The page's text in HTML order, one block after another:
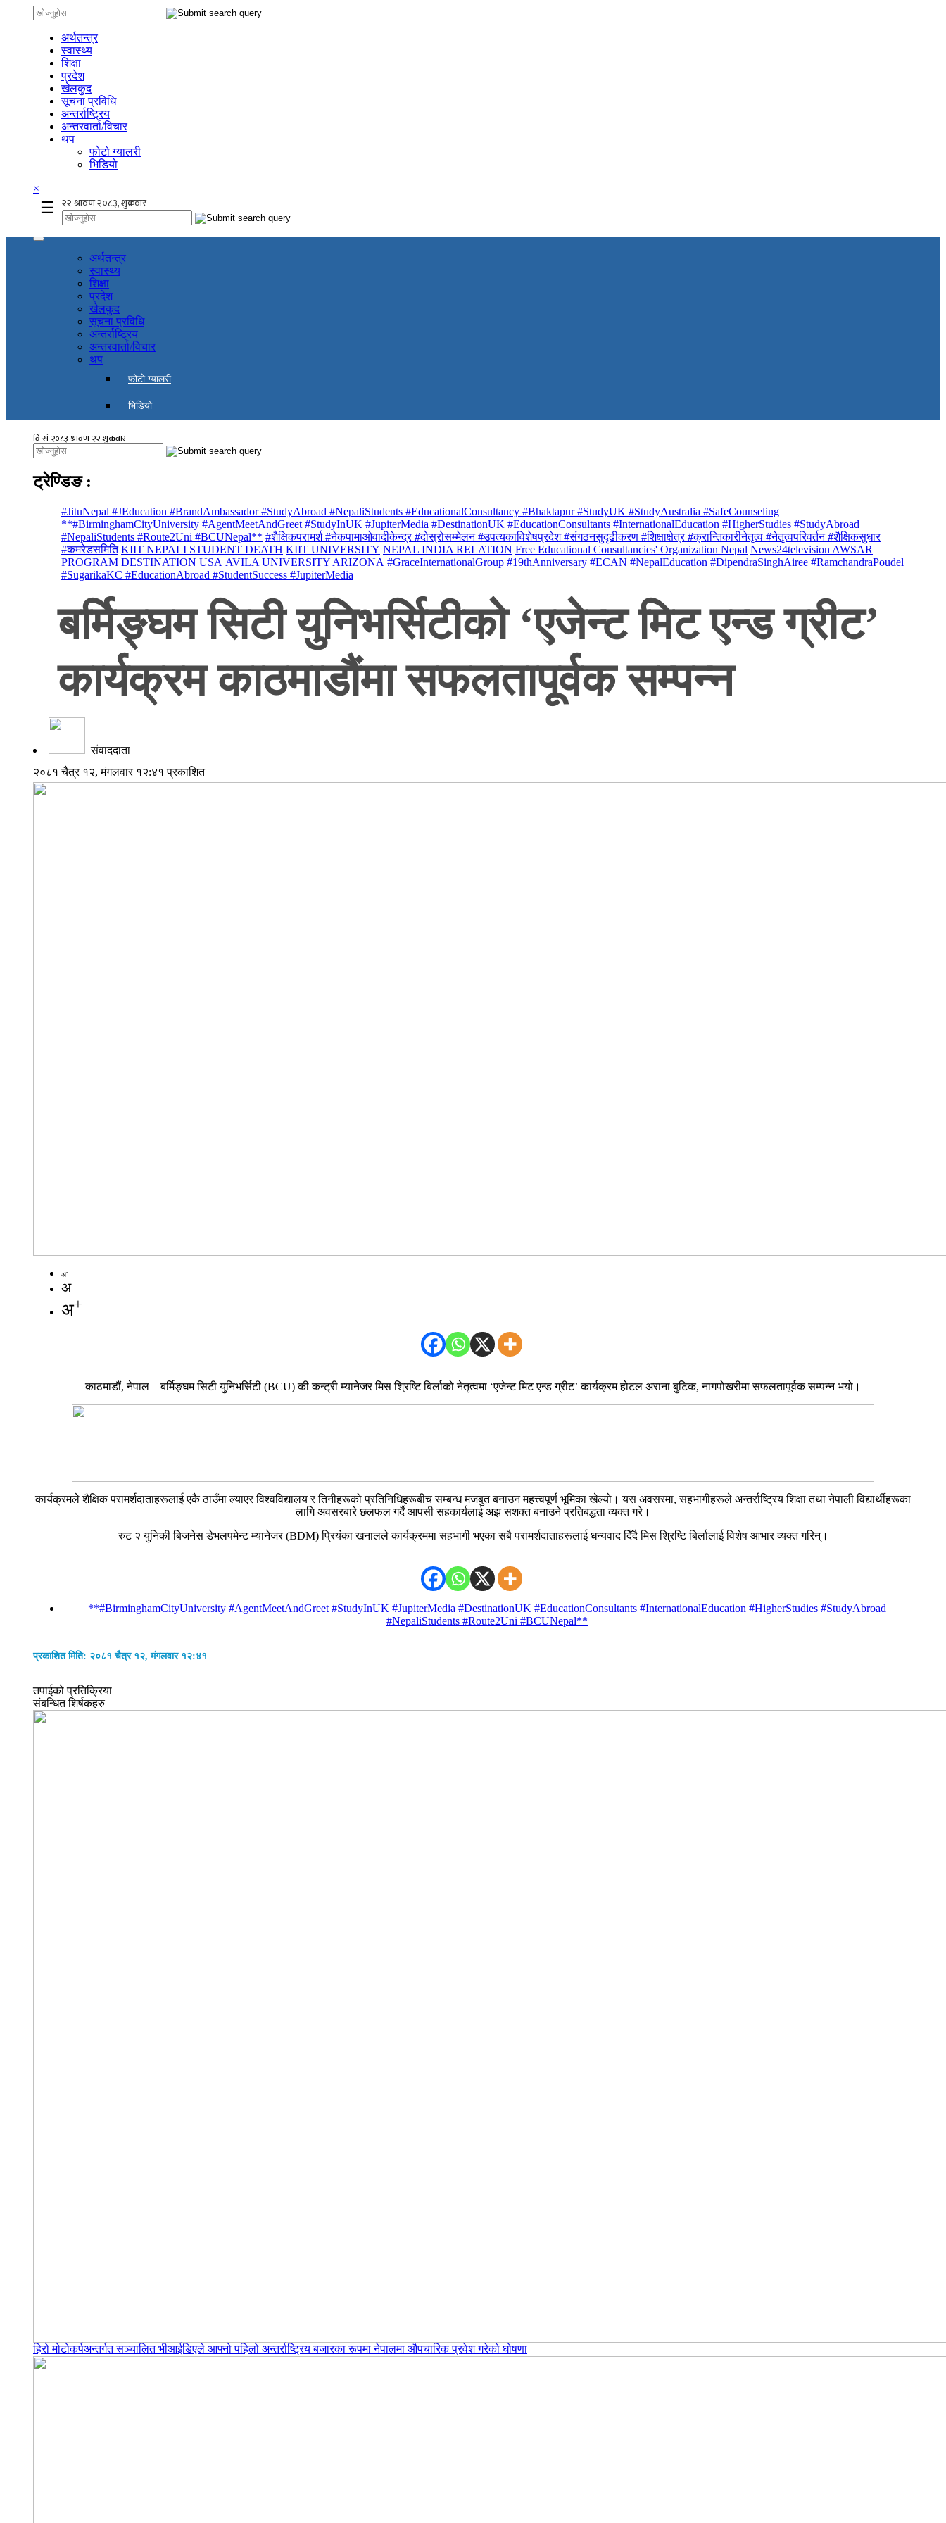
अर्थतन्त्र
स्वास्थ्य
शिक्षा
प्रदेश
खेलकुद
सूचना प्रविधि
अन्तर्राष्ट्रिय
अन्तरवार्ता/विचार
थप
फोटो ग्यालरी
भिडियो
×
☰
अर्थतन्त्र
स्वास्थ्य
शिक्षा
प्रदेश
खेलकुद
सूचना प्रविधि
अन्तर्राष्ट्रिय
अन्तरवार्ता/विचार
थप
फोटो ग्यालरी
भिडियो
ट्रेण्डिङ :
#JituNepal #JEducation #BrandAmbassador #StudyAbroad #NepaliStudents #EducationalConsultancy #Bhaktapur #StudyUK #StudyAustralia #SafeCounseling
**#BirminghamCityUniversity #AgentMeetAndGreet #StudyInUK #JupiterMedia #DestinationUK #EducationConsultants #InternationalEducation #HigherStudies #StudyAbroad
#NepaliStudents #Route2Uni #BCUNepal** #शैक्षिकपरामर्श #नेकपामाओवादीकेन्द्र #दोस्रोसम्मेलन #उपत्यकाविशेषप्रदेश #संगठनसुदृढीकरण #शिक्षाक्षेत्र #क्रान्तिकारीनेतृत्व #नेतृत्वपरिवर्तन #शैक्षिकसुधार
#कमरेडसमिति KIIT NEPALI STUDENT DEATH KIIT UNIVERSITY NEPAL INDIA RELATION Free Educational Consultancies' Organization Nepal News24television AWSAR
PROGRAM DESTINATION USA AVILA UNIVERSITY ARIZONA #GraceInternationalGroup #19thAnniversary #ECAN #NepalEducation #DipendraSinghAiree #RamchandraPoudel
#SugarikaKC #EducationAbroad #StudentSuccess #JupiterMedia
बर्मिङ्घम सिटी युनिभर्सिटीको ‘एजेन्ट मिट एन्ड ग्रीट’
कार्यक्रम काठमाडौंमा सफलतापूर्वक सम्पन्न
संवाददाता
२०८१ चैत्र १२, मंगलवार १२:४१ प्रकाशित
अ-
अ
अ+
काठमाडौं, नेपाल – बर्मिङ्घम सिटी युनिभर्सिटी (BCU) की कन्ट्री म्यानेजर मिस श्रिष्टि बिर्लाको नेतृत्वमा ‘एजेन्ट मिट एन्ड ग्रीट’ कार्यक्रम होटल अराना बुटिक, नागपोखरीमा सफलतापूर्वक सम्पन्न भयो।
कार्यक्रमले शैक्षिक परामर्शदाताहरूलाई एकै ठाउँमा ल्याएर विश्वविद्यालय र तिनीहरूको प्रतिनिधिहरूबीच सम्बन्ध मजबुत बनाउन महत्त्वपूर्ण भूमिका खेल्यो। यस अवसरमा, सहभागीहरूले अन्तर्राष्ट्रिय शिक्षा तथा नेपाली विद्यार्थीहरूका
लागि अवसरबारे छलफल गर्दै आपसी सहकार्यलाई अझ सशक्त बनाउने प्रतिबद्धता व्यक्त गरे।
रुट २ युनिकी बिजनेस डेभलपमेन्ट म्यानेजर (BDM) प्रियंका खनालले कार्यक्रममा सहभागी भएका सबै परामर्शदाताहरूलाई धन्यवाद दिँदै मिस श्रिष्टि बिर्लालाई विशेष आभार व्यक्त गरिन्।
**#BirminghamCityUniversity #AgentMeetAndGreet #StudyInUK #JupiterMedia #DestinationUK #EducationConsultants #InternationalEducation #HigherStudies #StudyAbroad
#NepaliStudents #Route2Uni #BCUNepal**
प्रकाशित मिति: २०८१ चैत्र १२, मंगलवार १२:४१
तपाईको प्रतिक्रिया
संबन्धित शिर्षकहरु
हिरो मोटोकर्पअन्तर्गत सञ्चालित भीआईडिएले आफ्नो पहिलो अन्तर्राष्ट्रिय बजारका रूपमा नेपालमा औपचारिक प्रवेश गरेको घोषणा